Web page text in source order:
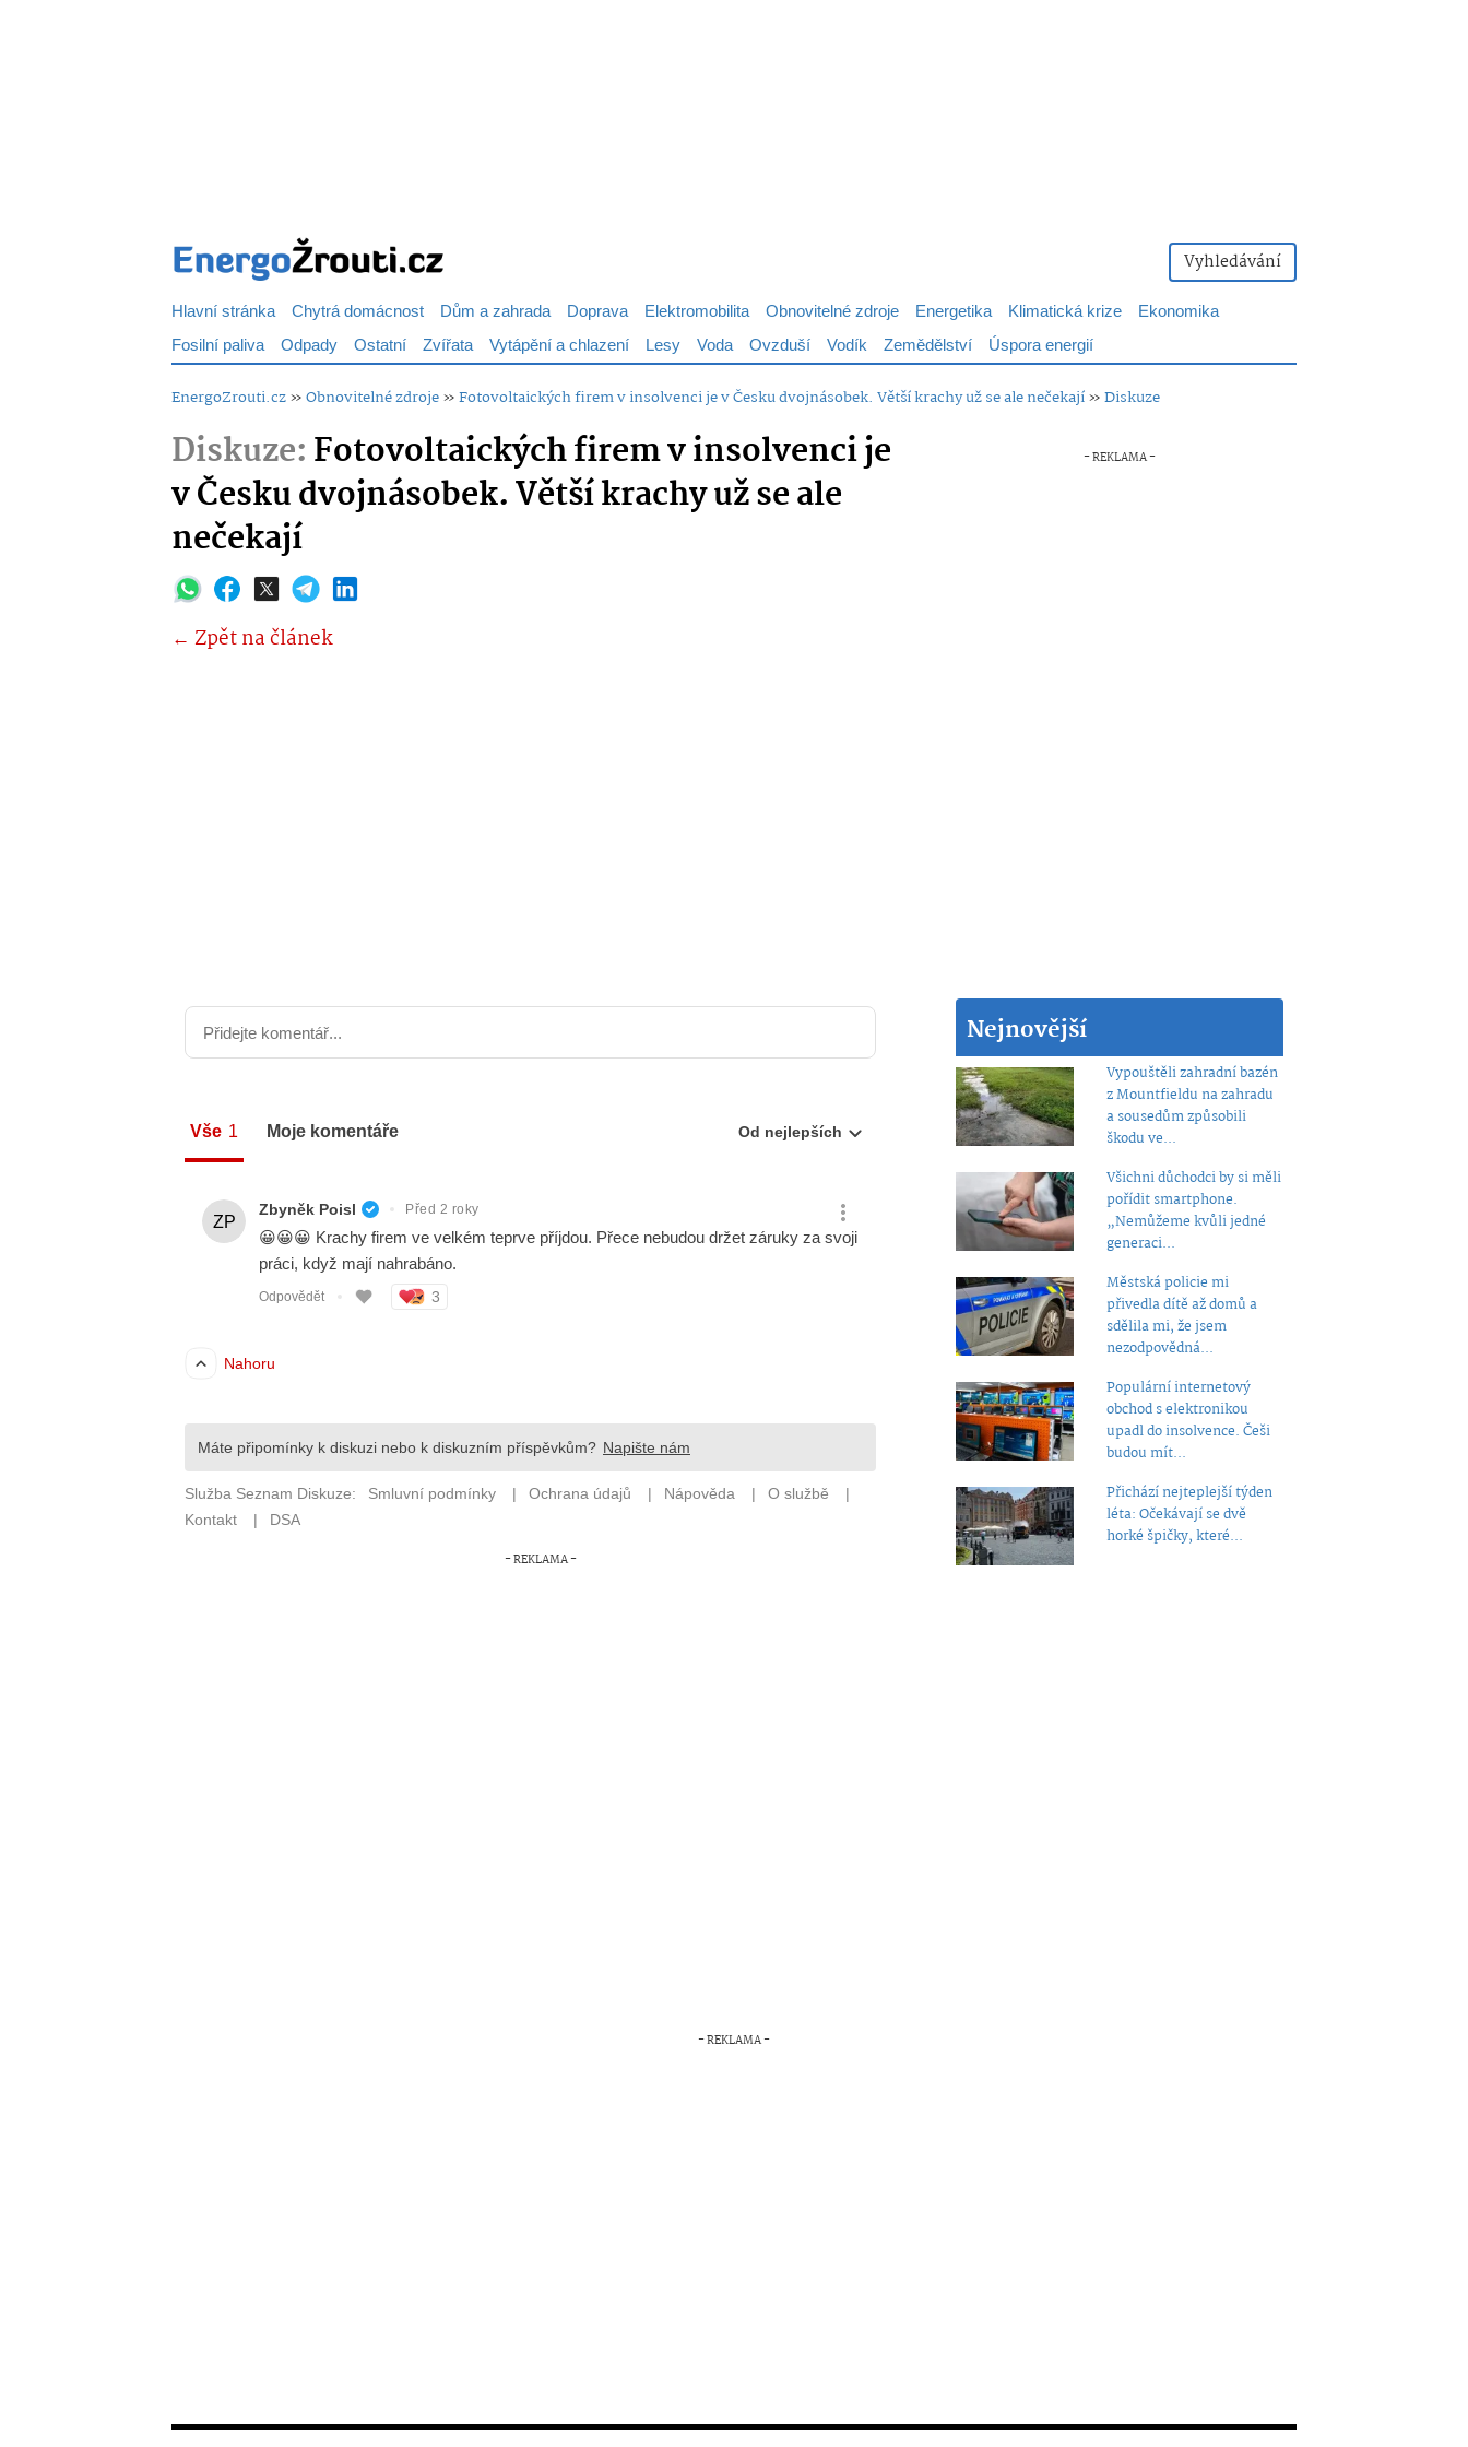
Vyhledávání
Hlavní stránka Chytrá domácnost Dům a zahrada Doprava Elektromobilita Obnovitelné zdroje Energetika Klimatická krize
Ekonomika
Fosilní paliva Odpady Ostatní Zvířata Vytápění a chlazení Lesy Voda Ovzduší Vodík Zemědělství Úspora energií
EnergoZrouti.cz»Obnovitelné zdroje»Fotovoltaických firem v insolvenci je v Česku dvojnásobek. Větší krachy už se ale nečekají»Diskuze
Diskuze:Fotovoltaických firem v insolvenci je
v Česku dvojnásobek. Větší krachy už se ale
nečekají
← Zpět na článek
Nejnovější
Vypouštěli zahradní bazén
z Mountfieldu na zahradu
a sousedům způsobili
škodu ve...
Všichni důchodci by si měli
pořídit smartphone.
„Nemůžeme kvůli jedné
generaci...
Městská policie mi
přivedla dítě až domů a
sdělila mi, že jsem
nezodpovědná...
Populární internetový
obchod s elektronikou
upadl do insolvence. Češi
budou mít...
Přichází nejteplejší týden
léta: Očekávají se dvě
horké špičky, které...